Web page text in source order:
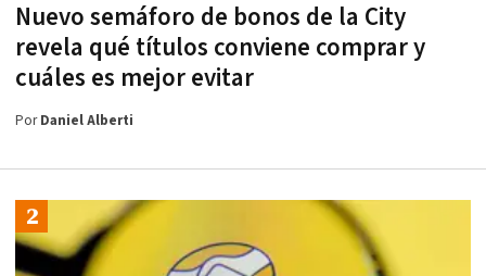
Nuevo semáforo de bonos de la City
revela qué títulos conviene comprar y
cuáles es mejor evitar
PorDaniel Alberti